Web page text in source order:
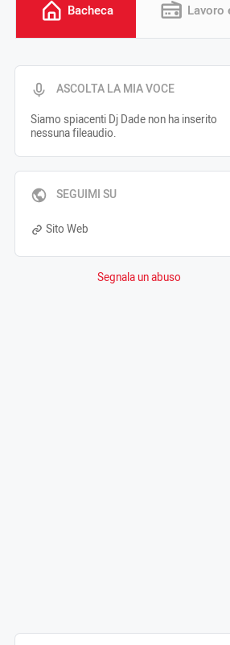
Bacheca Lavoro
ASCOLTA LA MIA VOCE
Siamo spiacenti Dj Dade non ha inserito
nessuna fileaudio.
SEGUIMI SU
Sito Web
Segnala un abuso